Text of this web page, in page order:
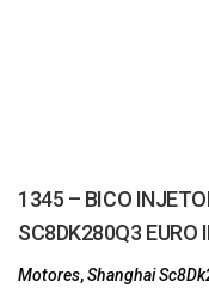
1345 – BICO
SC8DK280Q3 EURO
Motores,Shanghai